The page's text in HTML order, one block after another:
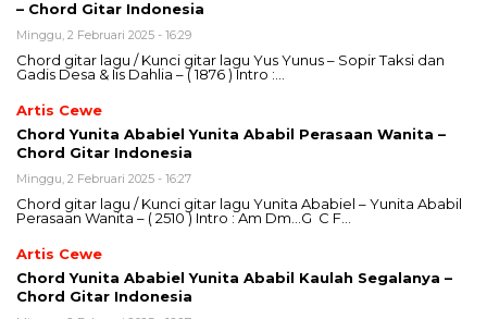
– Chord Gitar Indonesia
Minggu, 2 Februari 2025 - 16:29
Chord gitar lagu / Kunci gitar lagu Yus Yunus – Sopir Taksi dan
Gadis Desa & Iis Dahlia – ( 1876 ) Intro :…
Artis Cewe
Chord Yunita Ababiel Yunita Ababil Perasaan Wanita –
Chord Gitar Indonesia
Minggu, 2 Februari 2025 - 16:27
Chord gitar lagu / Kunci gitar lagu Yunita Ababiel – Yunita Ababil
Perasaan Wanita – ( 2510 ) Intro : Am Dm…G C F…
Artis Cewe
Chord Yunita Ababiel Yunita Ababil Kaulah Segalanya –
Chord Gitar Indonesia